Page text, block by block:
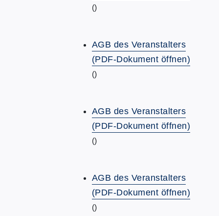
()
AGB des Veranstalters
(PDF-Dokument öffnen)
()
AGB des Veranstalters
(PDF-Dokument öffnen)
()
AGB des Veranstalters
(PDF-Dokument öffnen)
()